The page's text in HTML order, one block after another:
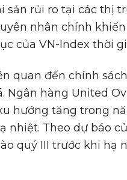
sản rủi ro tại các thị
nhân chính
của VN-Index thời
quan đến chính
hàng United
hướng tăng trong
nhiệt. Theo dự báo
quý III trước khi hạ